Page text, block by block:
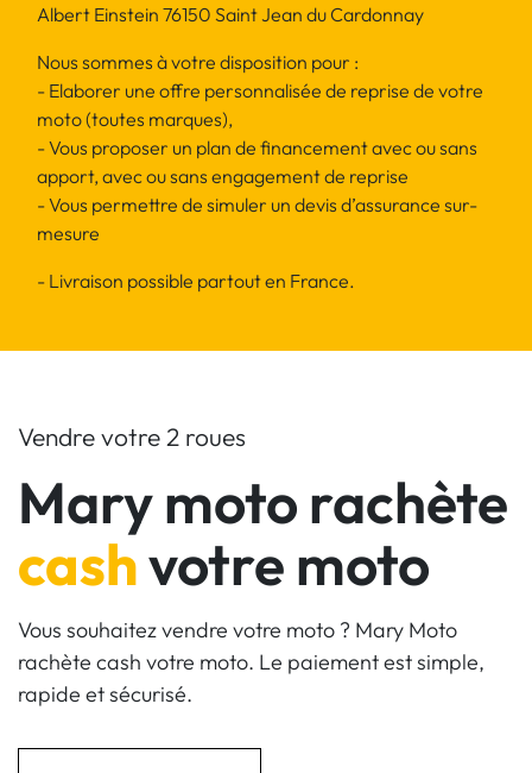
Albert Einstein 76150 Saint Jean du Cardonnay
Nous sommes à votre disposition pour :
- Elaborer une offre personnalisée de reprise de votre
moto (toutes marques),
- Vous proposer un plan de financement avec ou sans
apport, avec ou sans engagement de reprise
- Vous permettre de simuler un devis d’assurance sur-
mesure
- Livraison possible partout en France.
Vendre votre 2 roues
Mary moto rachète
cashvotre moto
Vous souhaitez vendre votre moto ? Mary Moto
rachète cash votre moto. Le paiement est simple,
rapide et sécurisé.